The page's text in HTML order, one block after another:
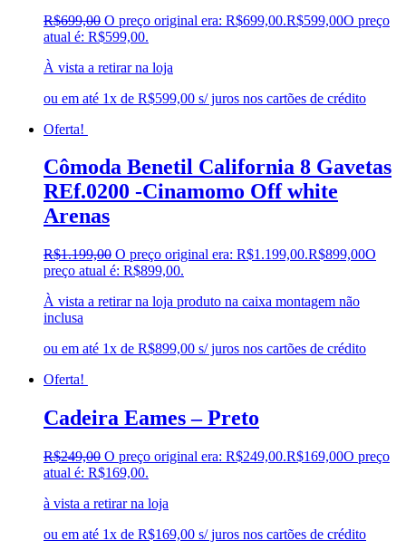
R$699,00 O preço original era: R$699,00.R$599,00O preço
atual é: R$599,00.
À vista a retirar na loja
ou em até 1x de R$599,00 s/ juros nos cartões de crédito
Oferta!
Cômoda Benetil California 8 Gavetas
REf.0200 -Cinamomo Off white
Arenas
R$1.199,00 O preço original era: R$1.199,00.R$899,00O
preço atual é: R$899,00.
À vista a retirar na loja produto na caixa montagem não
inclusa
ou em até 1x de R$899,00 s/ juros nos cartões de crédito
Oferta!
Cadeira Eames – Preto
R$249,00 O preço original era: R$249,00.R$169,00O preço
atual é: R$169,00.
à vista a retirar na loja
ou em até 1x de R$169,00 s/ juros nos cartões de crédito